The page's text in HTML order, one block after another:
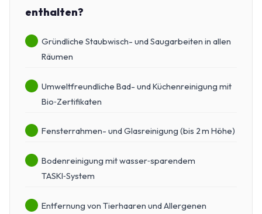
enthalten?
Gründliche Staubwisch- und Saugarbeiten in allen
Räumen
Umweltfreundliche Bad- und Küchenreinigung mit
Bio‑Zertifikaten
Fensterrahmen- und Glasreinigung (bis 2 m Höhe)
Bodenreinigung mit wasser‑sparendem
TASKI‑System
Entfernung von Tierhaaren und Allergenen